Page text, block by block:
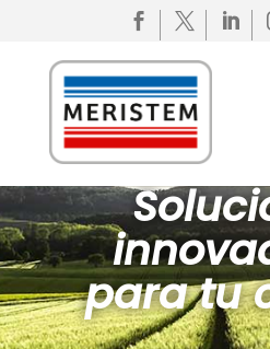
  
para tu